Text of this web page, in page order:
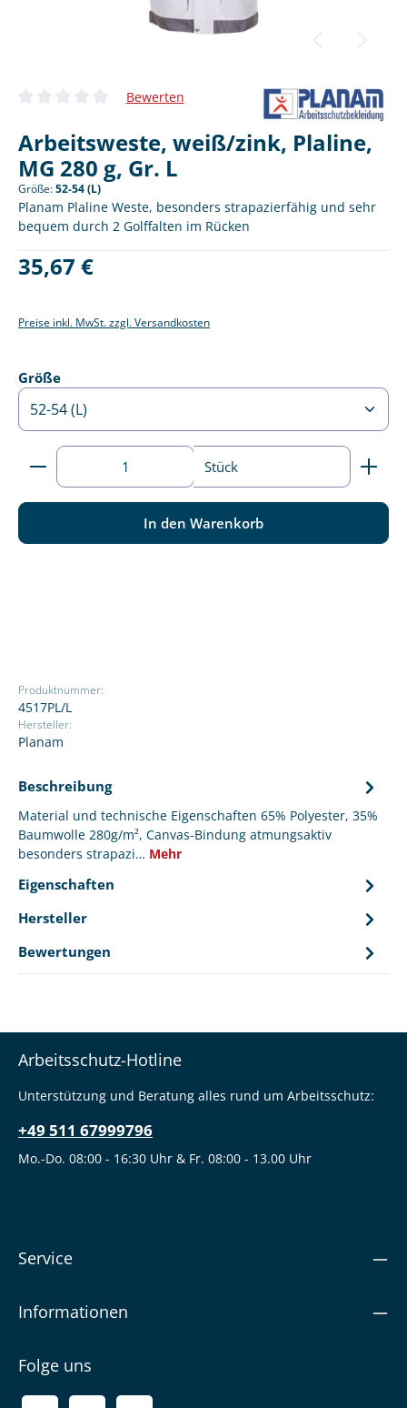
Durchschnittliche Bewertung von 0 von 5 Sternen
Bewerten
Arbeitsweste, weiß/zink, Plaline,
MG 280 g, Gr. L
Größe:52-54 (L)
Planam Plaline Weste, besonders strapazierfähig und sehr
bequem durch 2 Golffalten im Rücken
Regulärer Preis:
35,67 €
Preise inkl. MwSt. zzgl. Versandkosten
Größeauswählen
Produkt Anzahl: Gib den gewünschten Wert ein
Stück
In den Warenkorb
Produktnummer:
4517PL/L
Hersteller:
Planam
Beschreibung
Material und technische Eigenschaften 65% Polyester, 35%
Baumwolle 280g/m², Canvas-Bindung atmungsaktiv
besonders strapazi… Mehr
Eigenschaften
Hersteller
Bewertungen
Arbeitsschutz-Hotline
Unterstützung und Beratung alles rund um Arbeitsschutz:
+49 511 67999796
Mo.-Do. 08:00 - 16:30 Uhr & Fr. 08:00 - 13.00 Uhr
Service
Informationen
Folge uns